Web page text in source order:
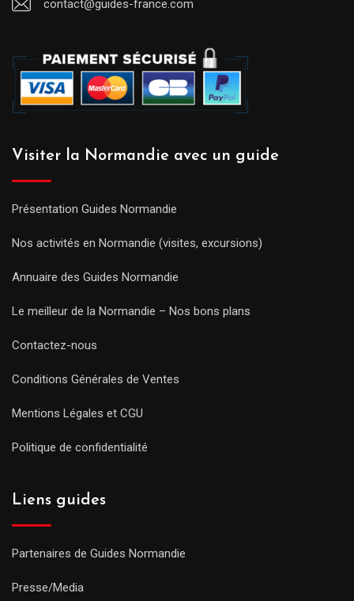
contact@guides-france.com
Visiter la Normandie avec un guide
Présentation Guides Normandie
Nos activités en Normandie (visites, excursions)
Annuaire des Guides Normandie
Le meilleur de la Normandie – Nos bons plans
Contactez-nous
Conditions Générales de Ventes
Mentions Légales et CGU
Politique de confidentialité
Liens guides
Partenaires de Guides Normandie
Presse/Media